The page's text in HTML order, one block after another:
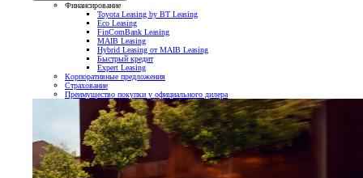
Финансирование
Toyota Leasing by BT Leasing
Eco Leasing
FinComBank Leasing
MAIB Leasing
Hybrid Leasing от MAIB Leasing
Быстрый кредит
Expert Leasing
Корпоративные предложения
Страхование
Преимущество покупки у официального дилера